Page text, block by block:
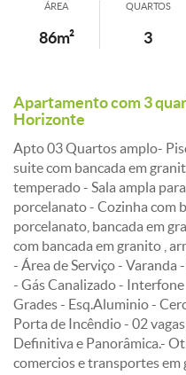
ÁREA
86m²
QUARTOS
3
Apartamento com 3
Horizonte
Apto 03 Quartos amplo-
suite com bancada em
temperado - Sala ampla
porcelanato - Cozinha com
porcelanato, bancada em
com bancada em granito ,
- Área de Serviço - Varanda
- Gás Canalizado -
Grades - Esq.Aluminio -
Porta de Incêndio - 02
Definitiva e Panorâmica.-
comercios e transportes em